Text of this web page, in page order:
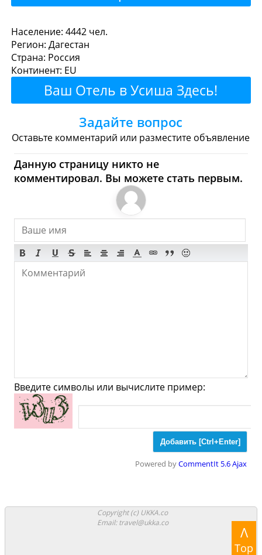
Усиша - Где поесть или
перекусить?
Рестораны Кафе Бары
Пиво
Булочные
Супермаркеты
Торговые Центры
Усиша - Где купить?
Магазины, Шоппинг
Продукты
Булочные
Супермаркеты
Торговые Центры
Мода
Музеи Галлереи
Церкви
Синагоги
Аттракционы
Аквапарки
Зоопарки
Население: 4442 чел.
Регион: Дагестан
Страна: Россия
Континент: EU
Ваш Отель в Усиша Здесь!
Задайте вопрос
Оставьте комментарий или разместите объявление
Данную страницу никто не
комментировал. Вы можете стать первым.
Введите символы или вычислите пример:
Powered byCommentIt 5.6 Ajax
Copyright (c) UKKA.co
Email: travel@ukka.co
Λ
Top